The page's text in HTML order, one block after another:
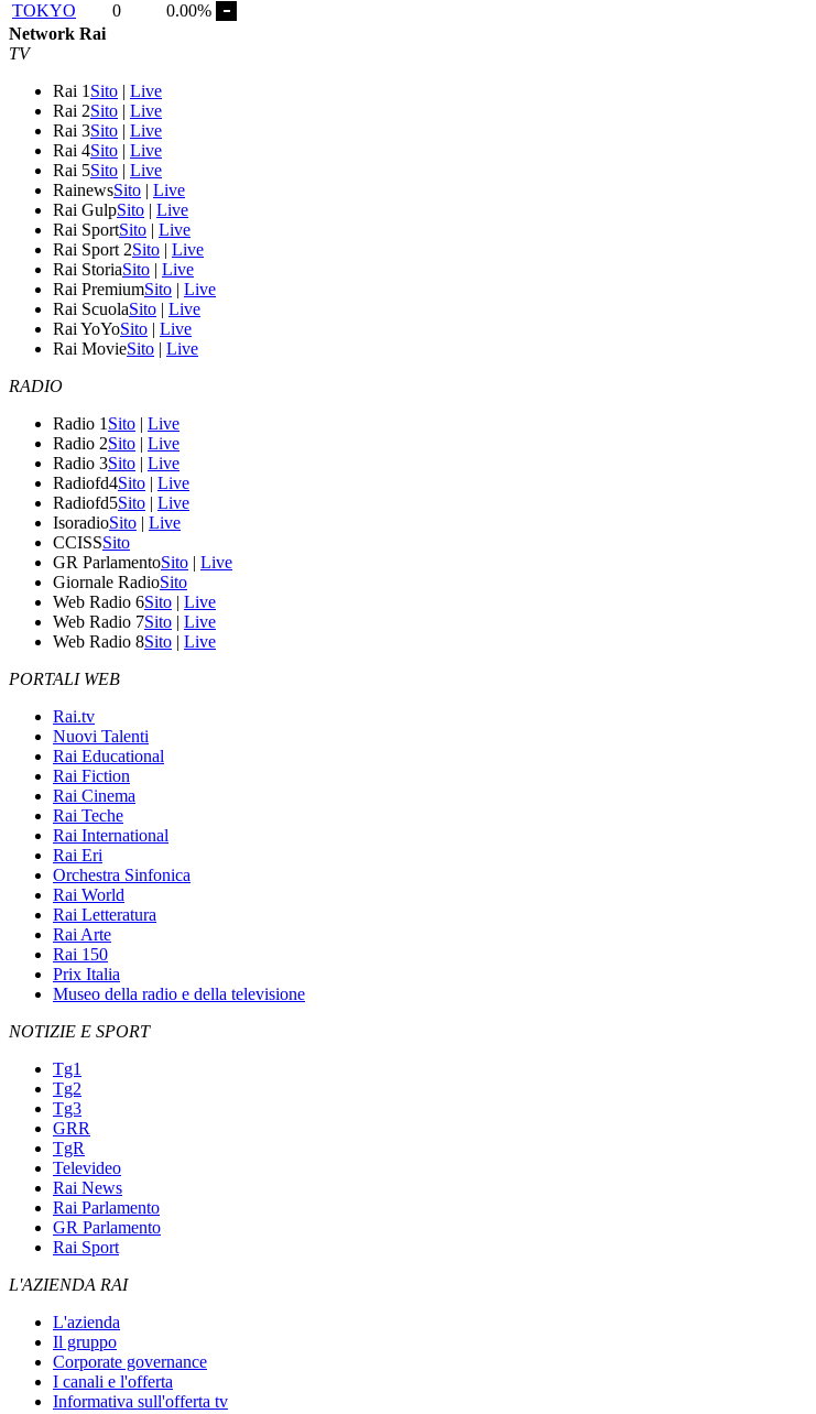
TOKYO
0
0.00%
Network Rai
TV
Rai 1 Sito | Live
Rai 2Sito | Live
Rai 3Sito | Live
Rai 4Sito | Live
Rai 5Sito | Live
RainewsSito | Live
Rai GulpSito | Live
Rai SportSito | Live
Rai Sport 2Sito | Live
Rai StoriaSito | Live
Rai PremiumSito | Live
Rai ScuolaSito | Live
Rai YoYoSito | Live
Rai MovieSito | Live
RADIO
Radio 1 Sito | Live
Radio 2Sito | Live
Radio 3Sito | Live
Radiofd4Sito | Live
Radiofd5Sito | Live
IsoradioSito | Live
CCISSSito
GR ParlamentoSito | Live
Giornale RadioSito
Web Radio 6Sito | Live
Web Radio 7Sito | Live
Web Radio 8Sito | Live
PORTALI WEB
Rai.tv
Nuovi Talenti
Rai Educational
Rai Fiction
Rai Cinema
Rai Teche
Rai International
Rai Eri
Orchestra Sinfonica
Rai World
Rai Letteratura
Rai Arte
Rai 150
Prix Italia
Museo della radio e della televisione
NOTIZIE E SPORT
Tg1
Tg2
Tg3
GRR
TgR
Televideo
Rai News
Rai Parlamento
GR Parlamento
Rai Sport
L'AZIENDA RAI
L'azienda
Il gruppo
Corporate governance
I canali e l'offerta
Informativa sull'offerta tv